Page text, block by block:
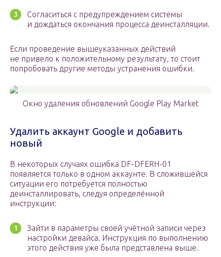
Согласиться с предупреждением системы
и дождаться окончания процесса деинсталляции.
Если проведение вышеуказанных действий
не привело к положительному результату, то стоит
попробовать другие методы устранения ошибки.
Окно удаления обновлений Google Play Market
Удалить аккаунт Google и добавить
новый
В некоторых случаях ошибка DF-DFERH-01
появляется только в одном аккаунте. В сложившейся
ситуации его потребуется полностью
деинсталлировать, следуя определённой
инструкции:
Зайти в параметры своей учётной записи через
настройки девайса. Инструкция по выполнению
этого действия уже была представлена выше.